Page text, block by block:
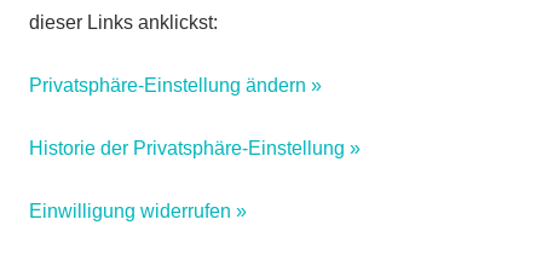
dieser Links anklickst:
Privatsphäre-Einstellung ändern »
Historie der Privatsphäre-Einstellung »
Einwilligung widerrufen »